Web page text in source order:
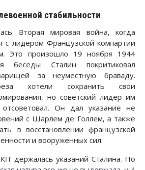
стабильности
Вторая мировая война, когда
с лидером Французской компартии
Это произошло 19 ноября 1944
Сталин покритиковал
за неуместную браваду.
хотели сохранить свои
но советский лидер им
Он дал указание не
с Шарлем де Голлем, а также
в восстановлении французской
и вооруженных сил.
держалась указаний Сталина. Но